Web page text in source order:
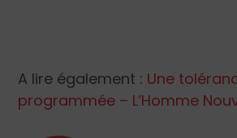
A lire également : Une
programmée – L’Homme